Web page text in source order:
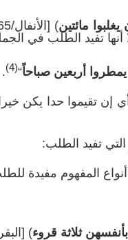
مائتين
أنها تفيد الطلب في
أربعين صباحاً“
(4)
.
حدا يكن خيرا
تفيد الطلب:
المفهوم مفيدة
ثلاثة قروء) [البقرة/228] أي